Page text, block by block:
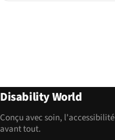
Disability World
Conçu avec soin, l'accessibilité
avant tout.